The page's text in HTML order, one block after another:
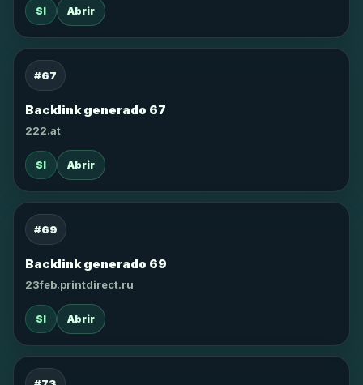
SI Abrir
#67
Backlink generado 67
222.at
SI Abrir
#69
Backlink generado 69
23feb.printdirect.ru
SI Abrir